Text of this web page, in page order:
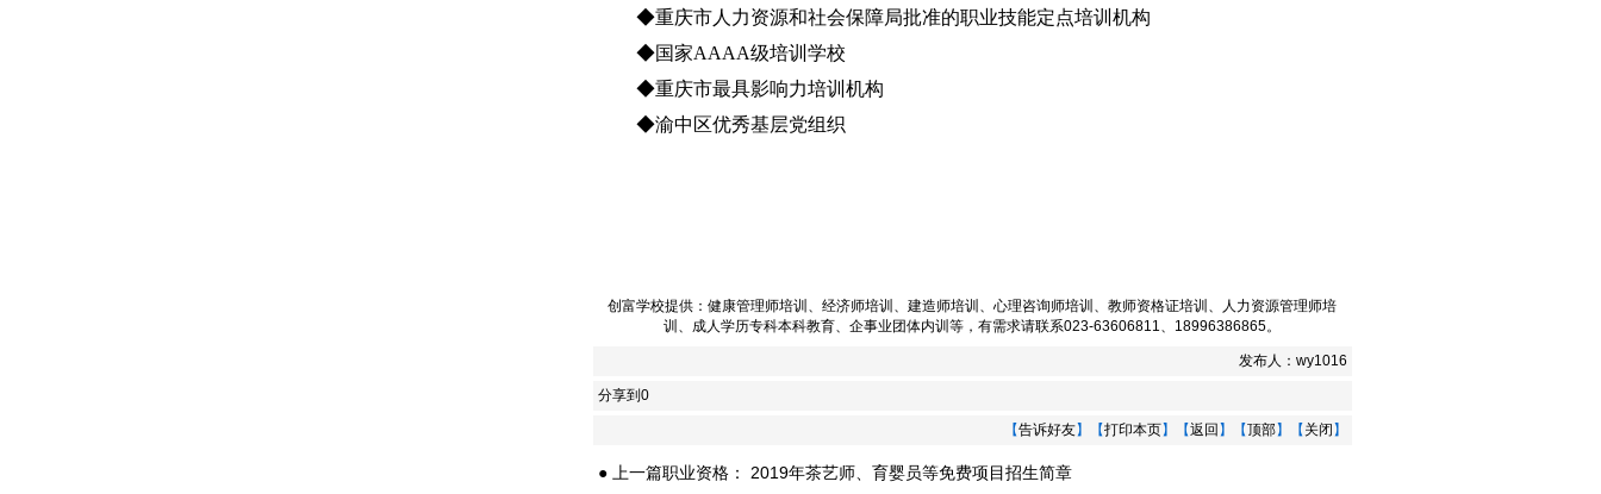
◆重庆市人力资源和社会保障局批准的职业技能定点培训机构
◆国家AAAA级培训学校
◆重庆市最具影响力培训机构
◆渝中区优秀基层党组织
创富学校提供： 健康管理师培训 、 经济师培训 、 建造师培训 、 心理咨询师培训 、 教师资格证培训 、
人力资源管理师培
训 、 成人学历专科本科教育、 企事业团体内训 等，有需求请联系023-63606811、18996386865。
发布人： wy1016
分享到 0
【告诉好友】【打印本页】【返回 】【顶部】【 关闭 】
● 上一篇职业资格： 2019年茶艺师、育婴员等免费项目招生简章